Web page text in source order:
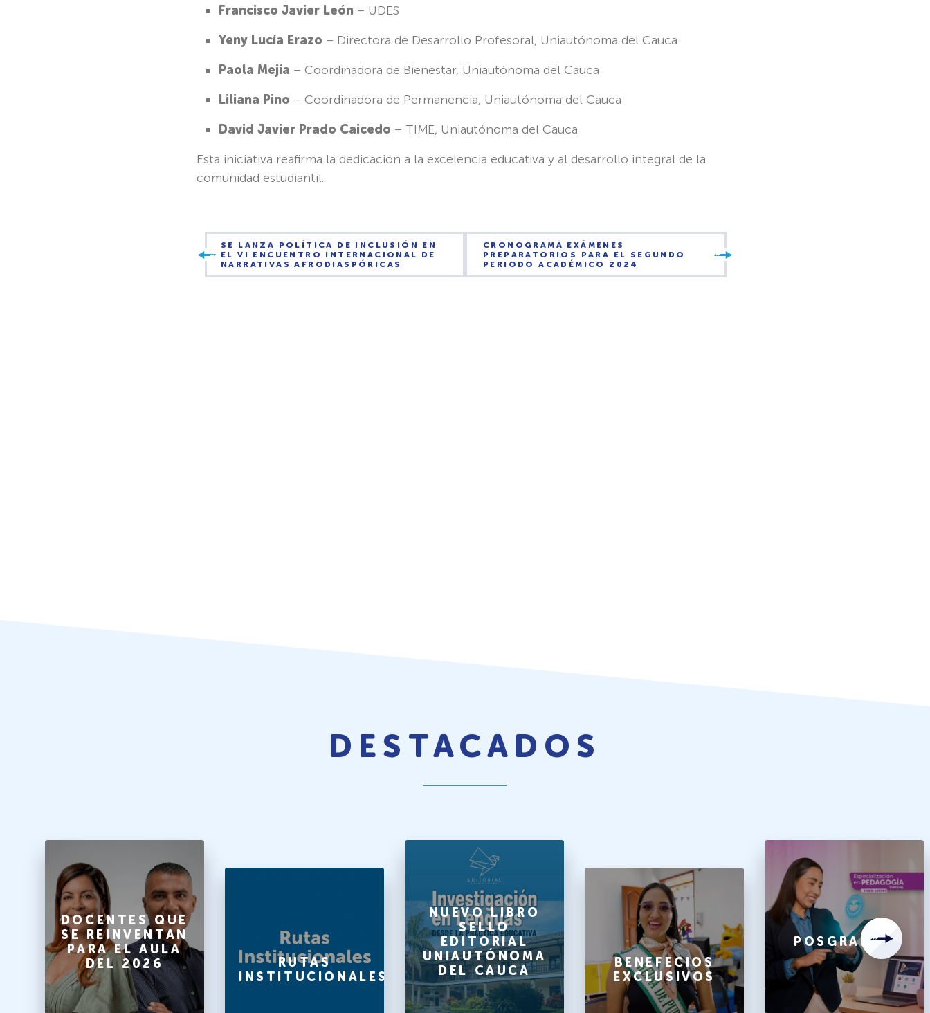
Francisco Javier León – UDES
Yeny Lucía Erazo – Directora de Desarrollo Profesoral, Uniautónoma del Cauca
Paola Mejía – Coordinadora de Bienestar, Uniautónoma del Cauca
Liliana Pino – Coordinadora de Permanencia, Uniautónoma del Cauca
David Javier Prado Caicedo – TIME, Uniautónoma del Cauca
Esta iniciativa reafirma la dedicación a la excelencia educativa y al desarrollo integral de la
comunidad estudiantil.
SE LANZA POLÍTICA DE INCLUSIÓN EN
EL VI ENCUENTRO INTERNACIONAL DE
NARRATIVAS AFRODIASPÓRICAS
CRONOGRAMA EXÁMENES
PREPARATORIOS PARA EL SEGUNDO
PERIODO ACADÉMICO 2024
DESTACADOS
DOCENTES QUE
SE REINVENTAN
PARA EL AULA
DEL 2026
RUTAS
INSTITUCIONALES
NUEVO LIBRO
SELLO
EDITORIAL
UNIAUTÓNOMA
DEL CAUCA
BENEFECIOS
EXCLUSIVOS
POSGRADOS